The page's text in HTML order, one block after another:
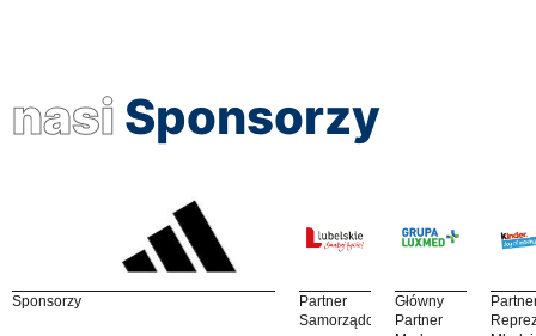
nasi Sponsorzy
Sponsorzy
Partner
Samorządowy
Główny
Partner